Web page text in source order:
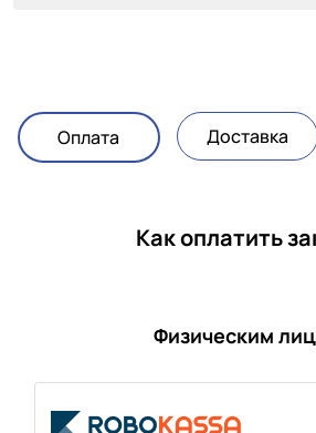
Оплата Доставка
Как оплатить
Физическим